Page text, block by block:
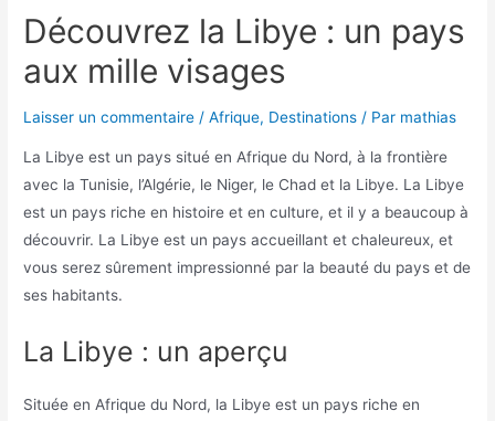
Découvrez la Libye : un pays
aux mille visages
Laisser un commentaire /Afrique, Destinations / Par mathias
La Libye est un pays situé en Afrique du Nord, à la frontière
avec la Tunisie, l’Algérie, le Niger, le Chad et la Libye. La Libye
est un pays riche en histoire et en culture, et il y a beaucoup à
découvrir. La Libye est un pays accueillant et chaleureux, et
vous serez sûrement impressionné par la beauté du pays et de
ses habitants.
La Libye : un aperçu
Située en Afrique du Nord, la Libye est un pays riche en